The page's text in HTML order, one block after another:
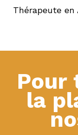
Thérapeute en
Pour
la